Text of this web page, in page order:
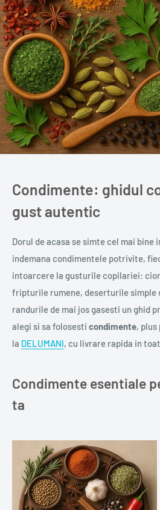
Condimente: ghidul
gust autentic
Dorul de acasa se simte cel mai bine
indemana condimentele potrivite,
intoarcere la gusturile copilariei:
fripturile rumene, deserturile simple
randurile de mai jos gasesti un ghid
alegi si sa folosesti condimente, plus
la DELUMANI, cu livrare rapida in
Condimente esentiale
ta